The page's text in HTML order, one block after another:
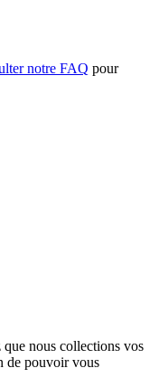
notre FAQ pour
que nous collections vos
de pouvoir vous